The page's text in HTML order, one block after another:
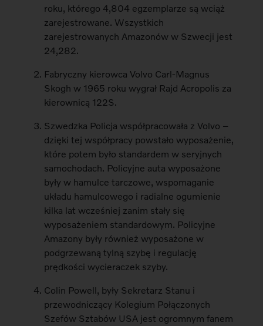
roku, którego 4,804 egzemplarze są wciąż
zarejestrowane. Wszystkich
zarejestrowanych Amazonów w Szwecji jest
24,282.
Fabryczny kierowca Volvo Carl-Magnus
Skogh w 1965 roku wygrał Rajd Acropolis za
kierownicą 122S.
Szwedzka Policja współpracowała z Volvo –
dzięki tej współpracy powstało wyposażenie,
które potem było standardem w seryjnych
samochodach. Policyjne auta wyposażone
były w hamulce tarczowe, wspomaganie
układu hamulcowego i radialne ogumienie
kilka lat wcześniej zanim stały się
wyposażeniem standardowym. Policyjne
Amazony były również wyposażone w
podgrzewaną tylną szybę i regulację
prędkości wycieraczek szyby.
Colin Powell, były Sekretarz Stanu i
przewodniczący Kolegium Połączonych
Szefów Sztabów USA jest ogromnym fanem